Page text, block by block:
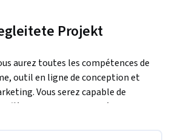
Projekt
aurez toutes les compétences de
outil en ligne de conception et
Vous serez capable de
différentes fonctionnalités de la
mesure de tester les outils de